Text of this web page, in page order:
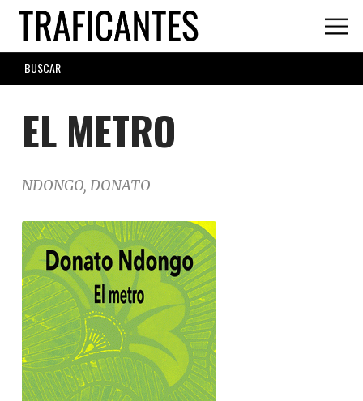
Skip
main
content
SEARCH
FORM
EL METRO
NDONGO, DONATO